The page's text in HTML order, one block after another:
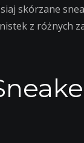
skórzane
z różnych